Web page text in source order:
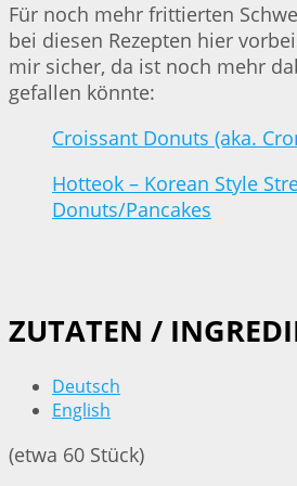
Für noch mehr frittierten
bei diesen Rezepten hier
mir sicher, da ist noch mehr
gefallen könnte:
Croissant Donuts (aka.
Hotteok – Korean Style
Donuts/Pancakes
ZUTATEN /
Deutsch
English
(etwa 60 Stück)